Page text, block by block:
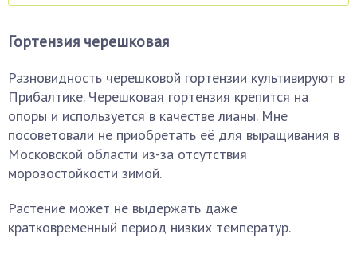
Гортензия черешковая
Разновидность черешковой гортензии культивируют в
Прибалтике. Черешковая гортензия крепится на
опоры и используется в качестве лианы. Мне
посоветовали не приобретать её для выращивания в
Московской области из-за отсутствия
морозостойкости зимой.
Растение может не выдержать даже
кратковременный период низких температур.